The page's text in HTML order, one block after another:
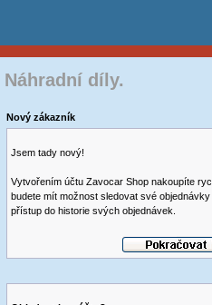
Náhradní díly.
Nový zákazník
Jsem tady nový!
Vytvořením účtu Zavocar Shop nakoupíte
budete mít možnost sledovat své objednávky
přístup do historie svých objednávek.